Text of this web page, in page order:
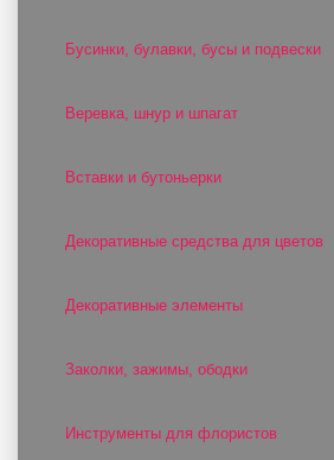
Бусинки, булавки, бусы и подвески
Веревка, шнур и шпагат
Вставки и бутоньерки
Декоративные средства для цветов
Декоративные элементы
Заколки, зажимы, ободки
Инструменты для флористов